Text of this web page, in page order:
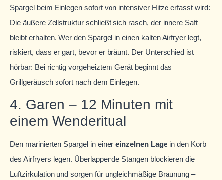
Spargel beim Einlegen sofort von intensiver Hitze erfasst wird:
Die äußere Zellstruktur schließt sich rasch, der innere Saft
bleibt erhalten. Wer den Spargel in einen kalten Airfryer legt,
riskiert, dass er gart, bevor er bräunt. Der Unterschied ist
hörbar: Bei richtig vorgeheiztem Gerät beginnt das
Grillgeräusch sofort nach dem Einlegen.
4. Garen – 12 Minuten mit
einem Wenderitual
Den marinierten Spargel in einer einzelnen Lage in den Korb
des Airfryers legen. Überlappende Stangen blockieren die
Luftzirkulation und sorgen für ungleichmäßige Bräunung –